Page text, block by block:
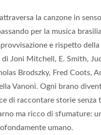
la canzone in
per la musica
e rispetto
Joni Mitchell, E. Smith,
Brodszky, Fred Coots,
Vanoni. Ogni brano
di raccontare storie senza
ma ricco di sfumature:
umano.